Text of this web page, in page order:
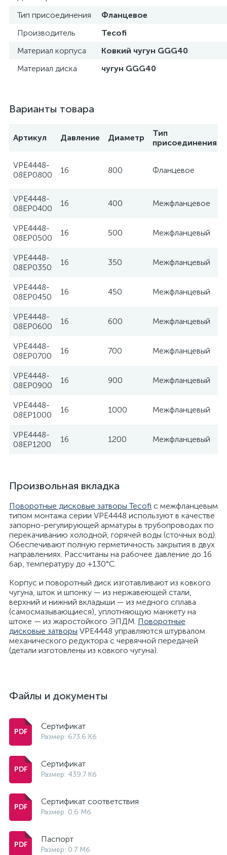
Тип присоединения
Фланцевое
Производитель
Tecofi
Материал корпуса
Ковкий чугун GGG40
Материал диска
чугун GGG40
Варианты товара
Артикул Давление Диаметр
Тип
присоединения
VPE4448-
08EP0800
16 800 Фланцевое
VPE4448-
08EP0400
16 400 Межфланцевое
VPE4448-
08EP0500
16 500 Межфланцевый
VPE4448-
08EP0350
16 350 Межфланцевый
VPE4448-
08EP0450
16 450 Межфланцевый
VPE4448-
08EP0600
16 600 Межфланцевый
VPE4448-
08EP0700
16 700 Межфланцевый
VPE4448-
08EP0900
16 900 Межфланцевый
VPE4448-
08EP1000
16 1000 Межфланцевый
VPE4448-
08EP1200
16 1200 Межфланцевый
Произвольная вкладка
Поворотные дисковые затворы Tecofi с межфланцевым
типом монтажа серии VPE4448 используют в качестве
запорно-регулирующей арматуры в трубопроводах по
перекачиванию холодной, горячей воды (сточных вод).
Обеспечивают полную герметичность закрытия в двух
направлениях. Рассчитаны на рабочее давление до 16
бар, температуру до +130°С.
Корпус и поворотный диск изготавливают из ковкого
чугуна, шток и шпонку — из нержавеющей стали,
верхний и нижний вкладыши — из медного сплава
(самосмазывающиеся), уплотняющую манжету на
штоке — из жаростойкого ЭПДМ. Поворотные
дисковые затворы VPE4448 управляются штурвалом
механического редуктора с червячной передачей
(детали изготовлены из ковкого чугуна).
Файлы и документы
Сертификат
Размер: 673.6 Кб
Сертификат
Размер: 439.7 Кб
Сертификат соответствия
Размер: 0.6 Мб
Паспорт
Размер: 0.7 Мб